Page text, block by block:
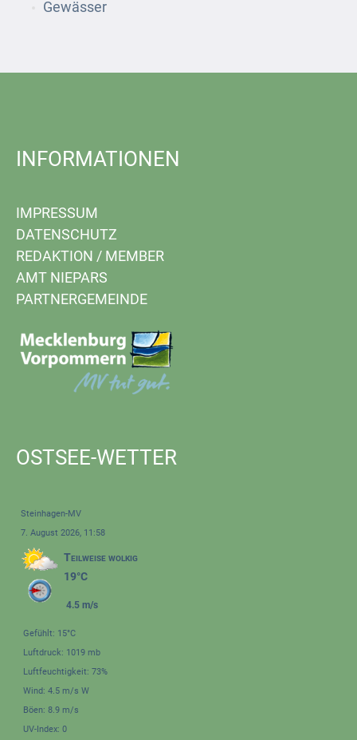
Gewässer
INFORMATIONEN
IMPRESSUM
DATENSCHUTZ
REDAKTION / MEMBER
AMT NIEPARS
PARTNERGEMEINDE
OSTSEE-WETTER
Steinhagen-MV
7. August 2026, 11:58
Teilweise wolkig
19°C
4.5 m/s
Gefühlt: 15°C
Luftdruck: 1019 mb
Luftfeuchtigkeit: 73%
Wind: 4.5 m/s W
Böen: 8.9 m/s
UV-Index: 0